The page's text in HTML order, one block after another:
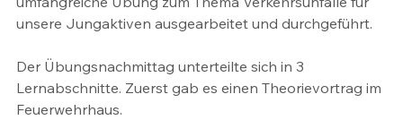
unsere Jungaktiven ausgearbeitet und durchgeführt.
Der Übungsnachmittag unterteilte sich in 3
Lernabschnitte. Zuerst gab es einen Theorievortrag im
Feuerwehrhaus.